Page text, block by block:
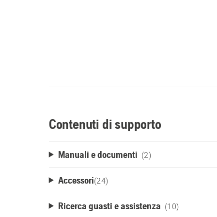
Contenuti di supporto
Manuali e documenti (2)
Accessori(24)
Ricerca guasti e assistenza (10)